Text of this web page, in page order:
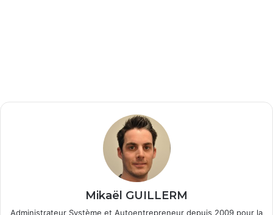
Mikaël GUILLERM
Administrateur Système et Autoentrepreneur depuis 2009 pour la